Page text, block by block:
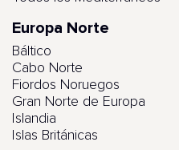
Europa Norte
Báltico
Cabo Norte
Fiordos Noruegos
Gran Norte de Europa
Islandia
Islas Británicas